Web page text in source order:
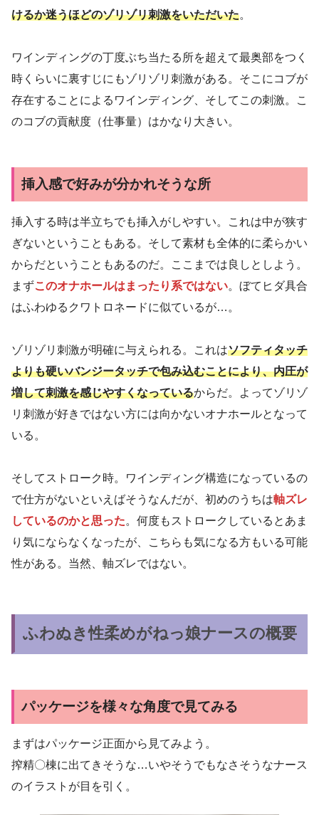
けるか迷うほどのゾリゾリ刺激をいただいた。
ワインディングの丁度ぶち当たる所を超えて最奥部をつく
時くらいに裏すじにもゾリゾリ刺激がある。そこにコブが
存在することによるワインディング、そしてこの刺激。こ
のコブの貢献度（仕事量）はかなり大きい。
挿入感で好みが分かれそうな所
挿入する時は半立ちでも挿入がしやすい。これは中が狭す
ぎないということもある。そして素材も全体的に柔らかい
からだということもあるのだ。ここまでは良しとしよう。
まずこのオナホールはまったり系ではない。ぼてヒダ具合
はふわゆるクワトロネードに似ているが…。
ゾリゾリ刺激が明確に与えられる。これはソフティタッチ
よりも硬いバンジータッチで包み込むことにより、内圧が
増して刺激を感じやすくなっているからだ。よってゾリゾ
リ刺激が好きではない方には向かないオナホールとなって
いる。
そしてストローク時。ワインディング構造になっているの
で仕方がないといえばそうなんだが、初めのうちは軸ズレ
しているのかと思った。何度もストロークしているとあま
り気にならなくなったが、こちらも気になる方もいる可能
性がある。当然、軸ズレではない。
ふわぬき性柔めがねっ娘ナースの概要
パッケージを様々な角度で見てみる
まずはパッケージ正面から見てみよう。
搾精〇棟に出てきそうな…いやそうでもなさそうなナース
のイラストが目を引く。